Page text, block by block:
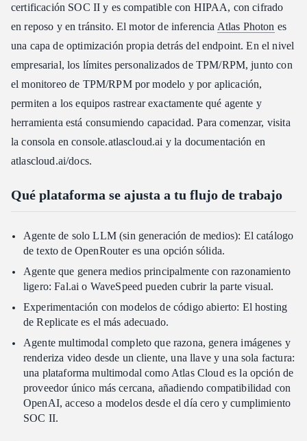
certificación SOC II y es compatible con HIPAA, con cifrado
en reposo y en tránsito. El motor de inferencia Atlas Photon es
una capa de optimización propia detrás del endpoint. En el nivel
empresarial, los límites personalizados de TPM/RPM, junto con
el monitoreo de TPM/RPM por modelo y por aplicación,
permiten a los equipos rastrear exactamente qué agente y
herramienta está consumiendo capacidad. Para comenzar, visita
la consola en console.atlascloud.ai y la documentación en
atlascloud.ai/docs.
Qué plataforma se ajusta a tu flujo de trabajo
Agente de solo LLM (sin generación de medios): El catálogo
de texto de OpenRouter es una opción sólida.
Agente que genera medios principalmente con razonamiento
ligero: Fal.ai o WaveSpeed pueden cubrir la parte visual.
Experimentación con modelos de código abierto: El hosting
de Replicate es el más adecuado.
Agente multimodal completo que razona, genera imágenes y
renderiza video desde un cliente, una llave y una sola factura:
una plataforma multimodal como Atlas Cloud es la opción de
proveedor único más cercana, añadiendo compatibilidad con
OpenAI, acceso a modelos desde el día cero y cumplimiento
SOC II.